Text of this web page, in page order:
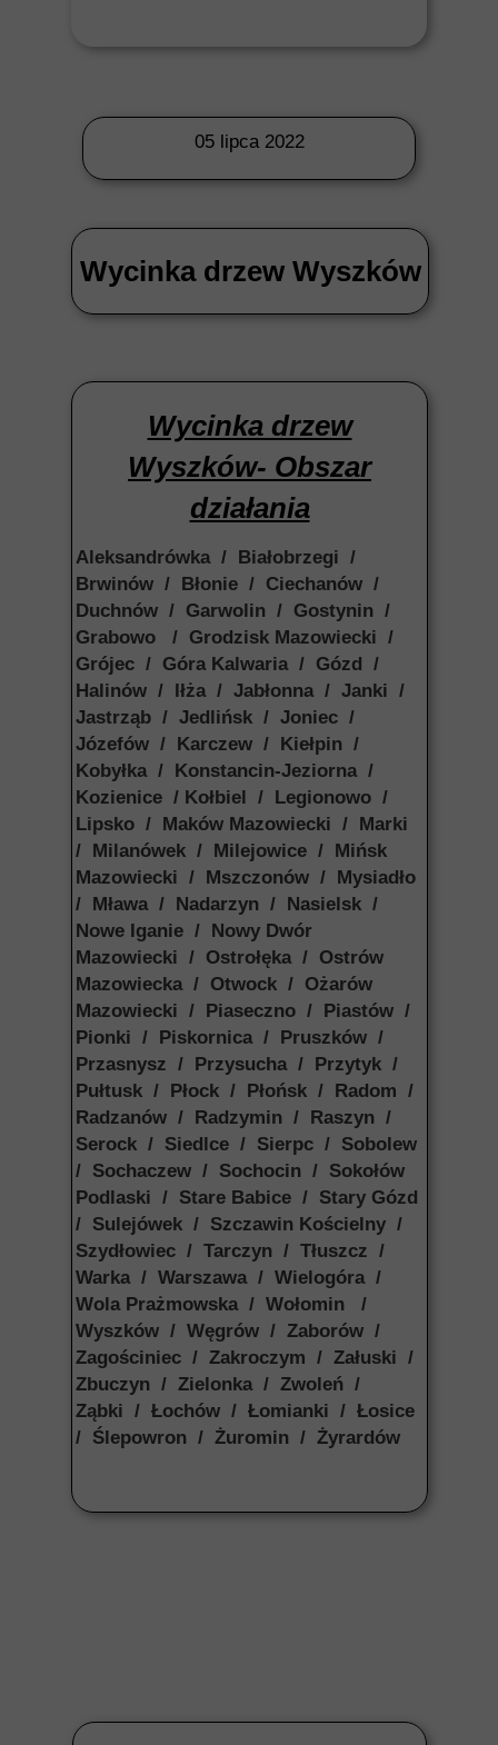
05 lipca 2022
Wycinka drzew Wyszków
Wycinka drzew
Wyszków- Obszar
działania
Aleksandrówka / Białobrzegi /
Brwinów / Błonie / Ciechanów /
Duchnów / Garwolin / Gostynin /
Grabowo / Grodzisk Mazowiecki /
Grójec / Góra Kalwaria / Gózd /
Halinów / Iłża / Jabłonna / Janki /
Jastrząb / Jedlińsk / Joniec /
Józefów / Karczew / Kiełpin /
Kobyłka / Konstancin-Jeziorna /
Kozienice / Kołbiel / Legionowo /
Lipsko / Maków Mazowiecki / Marki
/ Milanówek / Milejowice / Mińsk
Mazowiecki / Mszczonów / Mysiadło
/ Mława / Nadarzyn / Nasielsk /
Nowe Iganie / Nowy Dwór
Mazowiecki / Ostrołęka / Ostrów
Mazowiecka / Otwock / Ożarów
Mazowiecki / Piaseczno / Piastów /
Pionki / Piskornica / Pruszków /
Przasnysz / Przysucha / Przytyk /
Pułtusk / Płock / Płońsk / Radom /
Radzanów / Radzymin / Raszyn /
Serock / Siedlce / Sierpc / Sobolew
/ Sochaczew / Sochocin / Sokołów
Podlaski / Stare Babice / Stary Gózd
/ Sulejówek / Szczawin Kościelny /
Szydłowiec / Tarczyn / Tłuszcz /
Warka / Warszawa / Wielogóra /
Wola Prażmowska / Wołomin /
Wyszków / Węgrów / Zaborów /
Zagościniec / Zakroczym / Załuski /
Zbuczyn / Zielonka / Zwoleń /
Ząbki / Łochów / Łomianki / Łosice
/ Ślepowron / Żuromin / Żyrardów